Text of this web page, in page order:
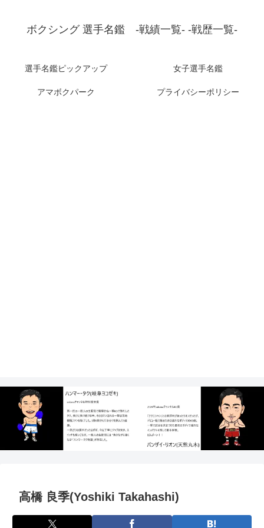
ボクシング 選手名鑑 -戦績一覧- -戦歴一覧-
選手名鑑ピックアップ 女子選手名鑑
アマボクパーク プライバシーポリシー
高橋 良季(Yoshiki Takahashi)